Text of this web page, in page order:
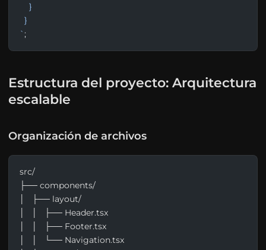
    }
  }
`;
Estructura del proyecto: Arquitectura
escalable
Organización de archivos
src/
├── components/
│   ├── layout/
│   │   ├── Header.tsx
│   │   ├── Footer.tsx
│   │   └── Navigation.tsx